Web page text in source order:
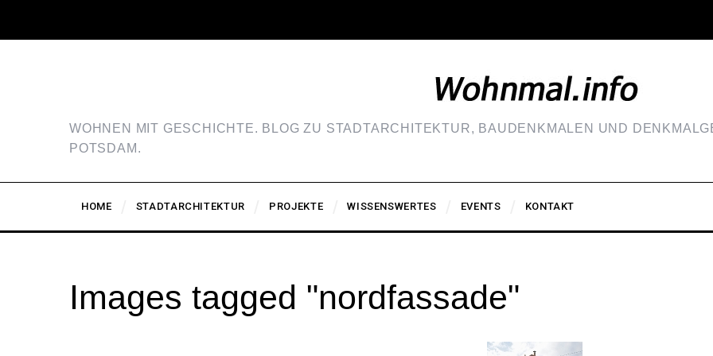
WOHNEN MIT GESCHICHTE. BLOG ZU STADTARCHITEKTUR, BAUDENKMALEN UND
POTSDAM.
HOME STADTARCHITEKTUR PROJEKTE WISSENSWERTES EVENTS KONTAKT
Images tagged "nordfassade"